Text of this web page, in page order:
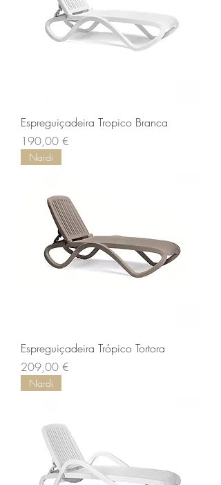
Espreguiçadeira Tropico Branca
Prix
190,00 €
Nardi
Espreguiçadeira Trópico Tortora
Prix
209,00 €
Nardi